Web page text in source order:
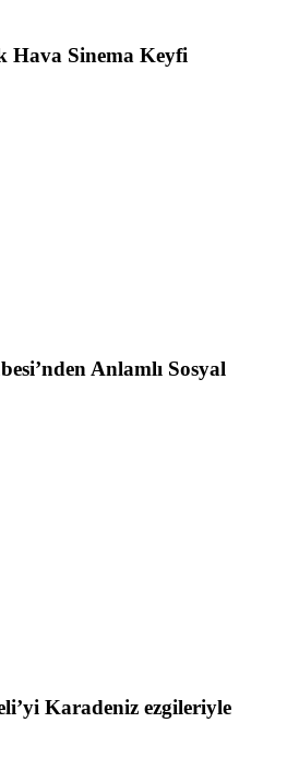
Hava Sinema Keyfi
Anlamlı Sosyal
Karadeniz ezgileriyle